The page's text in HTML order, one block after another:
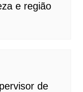
e região
de